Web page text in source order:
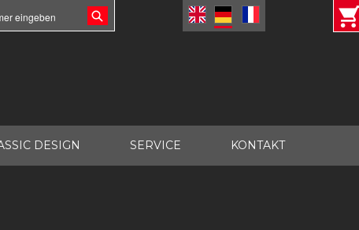
DESIGN SERVICE KONTAKT